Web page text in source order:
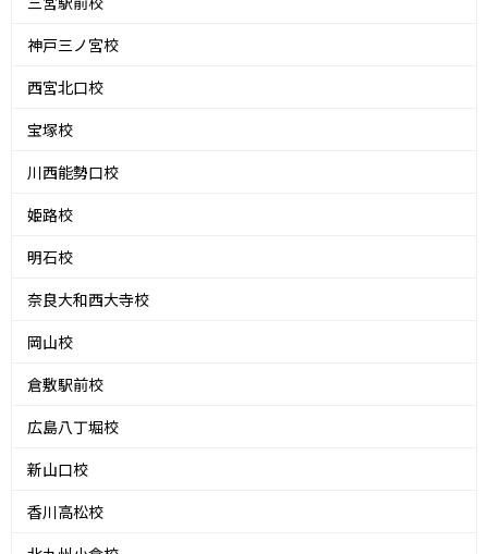
神戸三ノ宮校
西宮北口校
宝塚校
川西能勢口校
姫路校
明石校
奈良大和西大寺校
岡山校
倉敷駅前校
広島八丁堀校
新山口校
香川高松校